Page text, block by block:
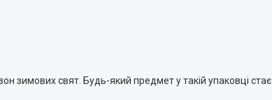
зимових свят. Будь-який предмет у такій упаковці стає